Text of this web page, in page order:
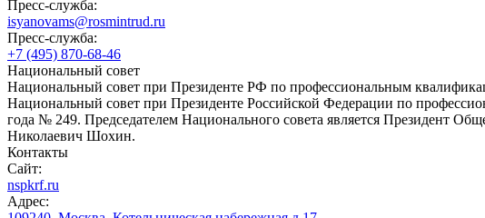
Пресс-служба:
isyanovams@rosmintrud.ru
Пресс-служба:
+7 (495) 870-68-46
Национальный совет
Национальный совет при Президенте РФ по профессиональным
Национальный совет при Президенте Российской Федерации по
года № 249. Председателем Национального совета является Президент
Николаевич Шохин.
Контакты
Сайт:
nspkrf.ru
Адрес: